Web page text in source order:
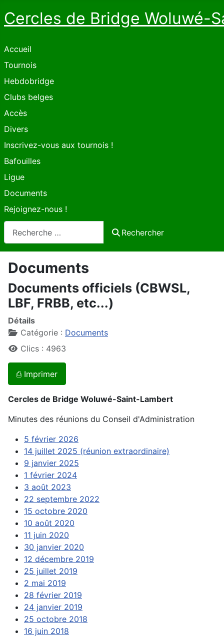
Cercles de Bridge Woluwé-
Accueil
Tournois
Hebdobridge
Clubs belges
Accès
Divers
Inscrivez-vous aux tournois !
Bafouilles
Ligue
Documents
Rejoignez-nous !
Rechercher
Documents
Documents officiels (CBWSL,
LBF, FRBB, etc...)
Détails
Catégorie : Documents
Clics : 4963
⎙ Imprimer
Cercles de Bridge Woluwé-Saint-Lambert
Minutes des réunions du Conseil d'Administration
5 février 2026
14 juillet 2025 (réunion extraordinaire)
9 janvier 2025
1 février 2024
3 août 2023
22 septembre 2022
15 octobre 2020
10 août 2020
11 juin 2020
30 janvier 2020
12 décembre 2019
25 juillet 2019
2 mai 2019
28 février 2019
24 janvier 2019
25 octobre 2018
16 juin 2018